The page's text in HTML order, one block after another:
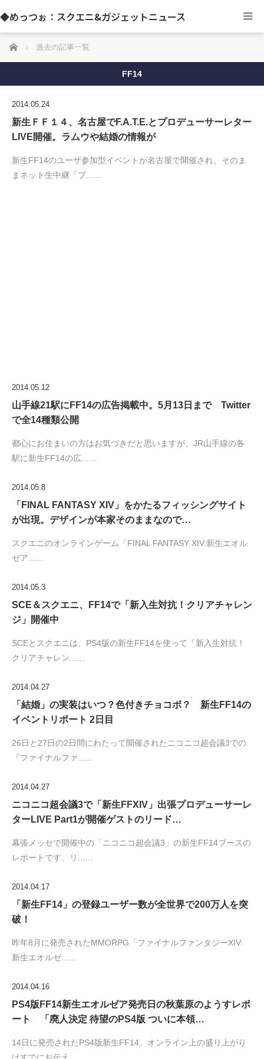
◆めっつぉ：スクエニ&ガジェットニュース
ホーム 過去の記事一覧
FF14
2014.05.24
新生ＦＦ１４、名古屋でF.A.T.E.とプロデューサーレター
LIVE開催。ラムウや結婚の情報が
新生FF14のユーザ参加型イベントが名古屋で開催され、そのま
まネット生中継「プ...…
2014.05.12
山手線21駅にFF14の広告掲載中。5月13日まで Twitter
で全14種類公開
都心にお住まいの方はお気づきだと思いますが、JR山手線の各
駅に新生FF14の広...…
2014.05.8
「FINAL FANTASY XIV」をかたるフィッシングサイト
が出現。デザインが本家そのままなので…
スクエニのオンラインゲーム「FINAL FANTASY XIV:新生エオル
ゼア...…
2014.05.3
SCE＆スクエニ、FF14で「新入生対抗！クリアチャレン
ジ」開催中
SCEとスクエニは、PS4版の新生FF14を使って「新入生対抗！
クリアチャレン...…
2014.04.27
「結婚」の実装はいつ？色付きチョコボ？ 新生FF14の
イベントリポート 2日目
26日と27日の2日間にわたって開催されたニコニコ超会議3での
『ファイナルファ...…
2014.04.27
ニコニコ超会議3で「新生FFXIV」出張プロデューサーレ
ターLIVE Part1が開催ゲストのリード…
幕張メッセで開催中の「ニコニコ超会議3」の新生FF14ブースの
レポートです。リ...…
2014.04.17
「新生FF14」の登録ユーザー数が全世界で200万人を突
破！
昨年8月に発売されたMMORPG「ファイナルファンタジーXIV:
新生エオルゼ...…
2014.04.16
PS4版FF14新生エオルゼア発売日の秋葉原のようすレポ
ート 「廃人決定 待望のPS4版 ついに本領…
14日に発売されたPS4版新生FF14。オンライン上の盛り上がり